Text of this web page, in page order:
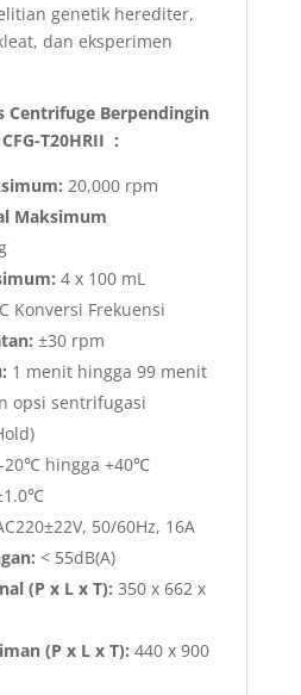
genetik herediter,
dan eksperimen
Centrifuge Berpendingin
T20HRII :
20,000 rpm
Maksimum
4 x 100 mL
Konversi Frekuensi
±30 rpm
1 menit hingga 99 menit
opsi sentrifugasi
-20℃ hingga +40℃
50/60Hz, 16A
< 55dB(A)
(P x L x T): 350 x 662 x
(P x L x T): 440 x 900